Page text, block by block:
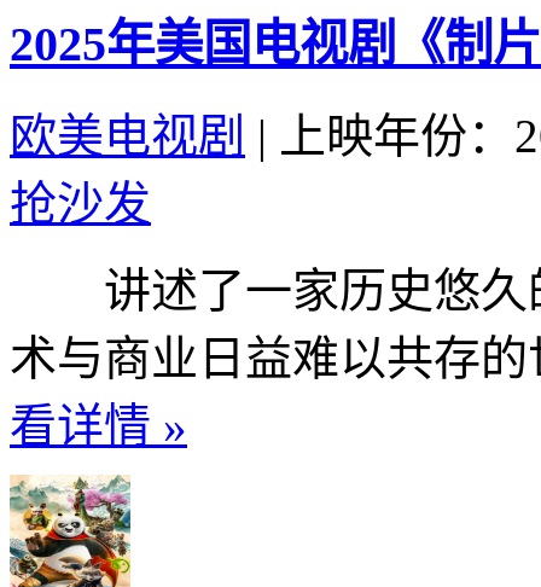
2025年美国电视剧《制
欧美电视剧 |
上映年份：
抢沙发
讲述了一家历史悠久
术与商业日益难以共存
看详情 »